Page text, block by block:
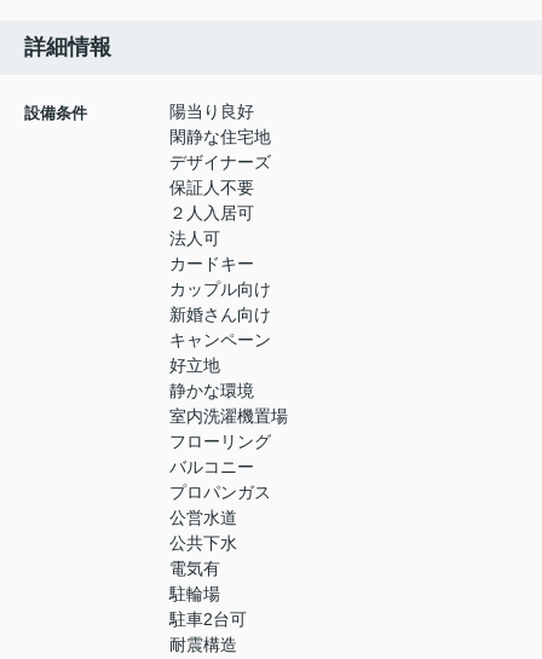
詳細情報
設備条件
陽当り良好
閑静な住宅地
デザイナーズ
保証人不要
２人入居可
法人可
カードキー
カップル向け
新婚さん向け
キャンペーン
好立地
静かな環境
室内洗濯機置場
フローリング
バルコニー
プロパンガス
公営水道
公共下水
電気有
駐輪場
駐車2台可
耐震構造